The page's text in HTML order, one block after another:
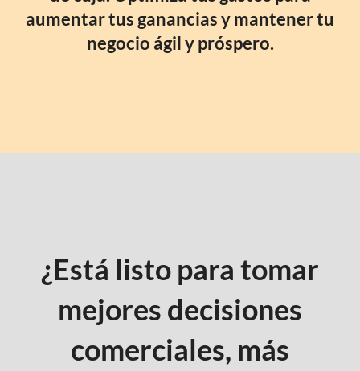
aumentar tus ganancias y mantener tu
negocio ágil y próspero.
¿Está listo para tomar
mejores decisiones
comerciales, más